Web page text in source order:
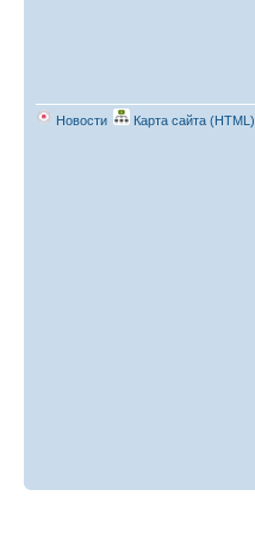
Новости Карта сайта (HTML)